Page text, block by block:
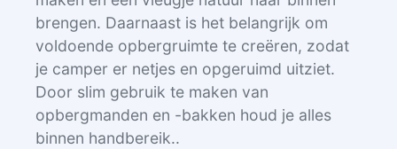
brengen. Daarnaast is het belangrijk om
voldoende opbergruimte te creëren, zodat
je camper er netjes en opgeruimd uitziet.
Door slim gebruik te maken van
opbergmanden en -bakken houd je alles
binnen handbereik..